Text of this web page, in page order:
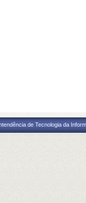
de Tecnologia da